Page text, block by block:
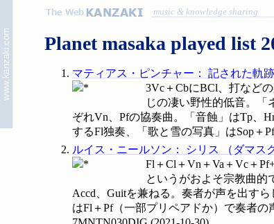
music & knowledge sharing
Planet masaka played list
マティアス・ピンチャー ： 記された軌跡
3Vc＋CbにBCl、打など
じの凄い野性的低音。
ぞれVn、Pfの協奏曲。「音蝕」はTp、
するFl独奏、「歌と雪の写真」はSop＋
ルイス・ニールソン ： シリス （ ダマス
Fl＋Cl＋Vn＋Va＋Vc＋
というがおよそ宗教曲的
Accd、Guitを兼ねる。奏者が声を出す
はFl＋Pf（一部プリペアドか）で奏者の